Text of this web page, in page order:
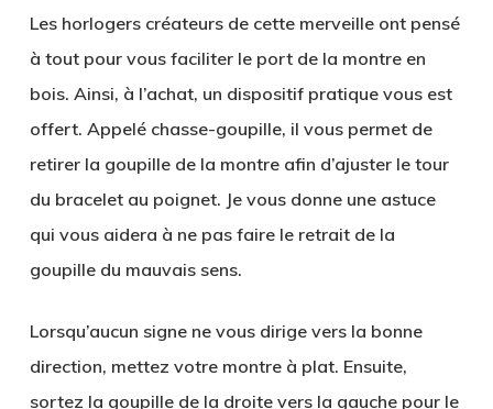
Les horlogers créateurs de cette merveille ont pensé
à tout pour vous faciliter le port de la montre en
bois. Ainsi, à l’achat, un dispositif pratique vous est
offert. Appelé chasse-goupille, il vous permet de
retirer la goupille de la montre afin d’ajuster le tour
du bracelet au poignet. Je vous donne une astuce
qui vous aidera à ne pas faire le retrait de la
goupille du mauvais sens.
Lorsqu’aucun signe ne vous dirige vers la bonne
direction, mettez votre montre à plat. Ensuite,
sortez la goupille de la droite vers la gauche pour le